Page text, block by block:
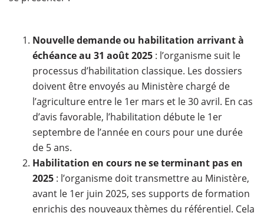
Nouvelle demande ou habilitation arrivant à
échéance au 31 août 2025 : l’organisme suit le
processus d’habilitation classique. Les dossiers
doivent être envoyés au Ministère chargé de
l’agriculture entre le 1er mars et le 30 avril. En cas
d’avis favorable, l’habilitation débute le 1er
septembre de l’année en cours pour une durée
de 5 ans.
Habilitation en cours ne se terminant pas en
2025 : l’organisme doit transmettre au Ministère,
avant le 1er juin 2025, ses supports de formation
enrichis des nouveaux thèmes du référentiel. Cela